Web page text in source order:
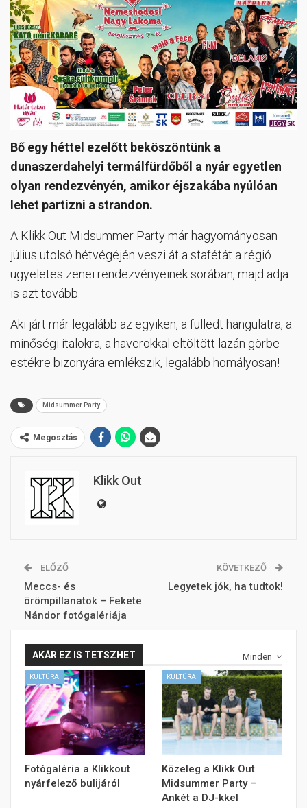
Bő egy héttel ezelőtt beköszöntünk a
dunaszerdahelyi termálfürdőből a nyár egyetlen
olyan rendezvényén, amikor éjszakába nyúlóan
lehet partizni a strandon.
A Klikk Out Midsummer Party már hagyományosan
július utolsó hétvégéjén veszi át a stafétát a régió
ügyeletes zenei rendezvényeinek sorában, majd adja
is azt tovább.
Aki járt már legalább az egyiken, a fülledt hangulatra, a
minőségi italokra, a haverokkal eltöltött lazán görbe
estékre bizonyára emlékszik, legalább homályosan!
Midsummer Party
Megosztás
Klikk Out
ELŐZŐ
Meccs- és
örömpillanatok – Fekete
Nándor fotógalériája
KÖVETKEZŐ
Legyetek jók, ha tudtok!
Minden
AKÁR EZ IS TETSZHET
KULTÚRA
Fotógaléria a Klikkout
nyárfelező bulijáról
KULTÚRA
Közeleg a Klikk Out
Midsummer Party –
Ankét a DJ-kkel